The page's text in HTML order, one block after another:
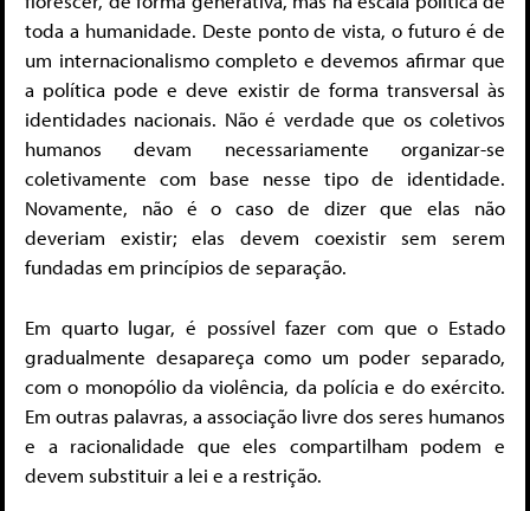
toda a humanidade. Deste ponto de vista, o futuro é de
um internacionalismo completo e devemos afirmar que
a política pode e deve existir de forma transversal às
identidades nacionais. Não é verdade que os coletivos
humanos devam necessariamente organizar-se
coletivamente com base nesse tipo de identidade.
Novamente, não é o caso de dizer que elas não
deveriam existir; elas devem coexistir sem serem
fundadas em princípios de separação.
Em quarto lugar, é possível fazer com que o Estado
gradualmente desapareça como um poder separado,
com o monopólio da violência, da polícia e do exército.
Em outras palavras, a associação livre dos seres humanos
e a racionalidade que eles compartilham podem e
devem substituir a lei e a restrição.